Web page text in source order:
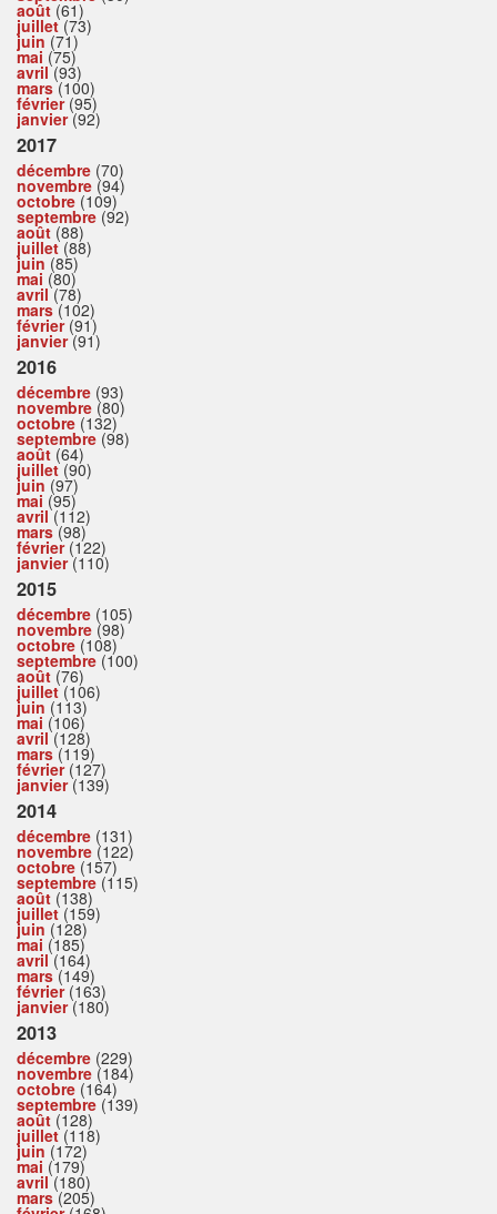
août (61)
juillet(73)
juin (71)
mai (75)
avril(93)
mars(100)
février(95)
janvier(92)
2017
décembre (70)
novembre (94)
octobre (109)
septembre (92)
août (88)
juillet(88)
juin (85)
mai (80)
avril(78)
mars(102)
février(91)
janvier(91)
2016
décembre (93)
novembre (80)
octobre (132)
septembre (98)
août (64)
juillet(90)
juin (97)
mai (95)
avril(112)
mars(98)
février(122)
janvier(110)
2015
décembre (105)
novembre (98)
octobre (108)
septembre (100)
août (76)
juillet(106)
juin (113)
mai (106)
avril(128)
mars(119)
février(127)
janvier(139)
2014
décembre (131)
novembre (122)
octobre (157)
septembre (115)
août (138)
juillet(159)
juin (128)
mai (185)
avril(164)
mars(149)
février(163)
janvier(180)
2013
décembre (229)
novembre (184)
octobre (164)
septembre (139)
août (128)
juillet(118)
juin (172)
mai (179)
avril(180)
mars(205)